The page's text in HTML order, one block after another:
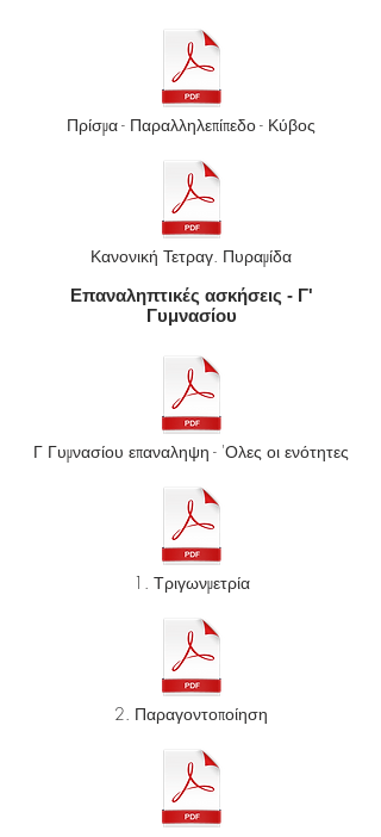
Πρίσμα - Παραλληλεπίπεδο - Κύβος
Κανονική Τετραγ. Πυραμίδα
Επαναληπτικές ασκήσεις - Γ'
Γυμνασίου
Γ Γυμνασίου επαναληψη - 'Ολες οι ενότητες
1. Τριγωνμετρία
2. Παραγοντοποίηση